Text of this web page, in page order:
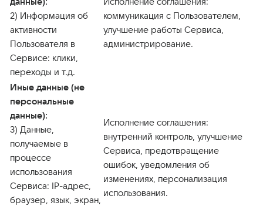
2) Информация об
активности
Пользователя в
Сервисе: клики,
переходы и т.д.
коммуникация с Пользователем,
улучшение работы Сервиса,
администрирование.
Иные данные (не
персональные
данные):
3) Данные,
получаемые в
процессе
использования
Сервиса: IP-адрес,
браузер, язык, экран,
Исполнение соглашения:
внутренний контроль, улучшение
Сервиса, предотвращение
ошибок, уведомления об
изменениях, персонализация
использования.